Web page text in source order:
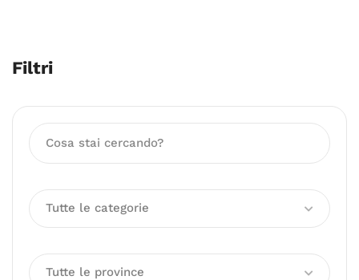
Filtri
Tutte le categorie
Tutte le province